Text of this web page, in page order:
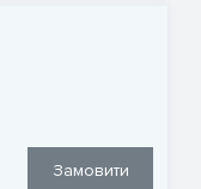
Замовити